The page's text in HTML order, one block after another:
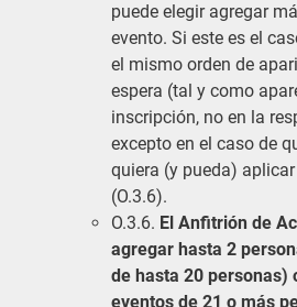
puede elegir agregar
evento. Si este es el
el mismo orden de
espera (tal y como
inscripción, no en la
excepto en el caso de
quiera (y pueda)
(O.3.6).
O.3.6. El Anfitrión de
agregar hasta 2
de hasta 20 personas)
eventos de 21 o más